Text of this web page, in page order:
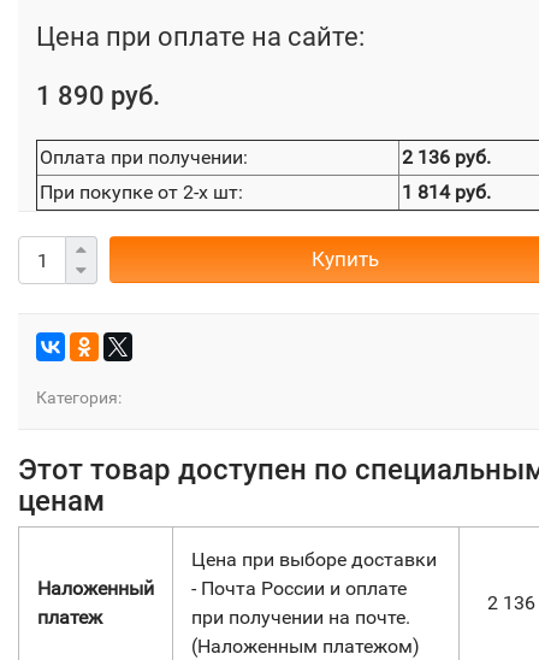
Цена при оплате на сайте:
1 890 руб.
Оплата при получении:
2 136 руб.
При покупке от 2-х шт:
1 814 руб.
Купить
Категория:
Этот товар доступен по
ценам
Наложенный
платеж
Цена при выборе доставки
- Почта России и оплате
при получении на почте.
(Наложенным платежом)
2 136